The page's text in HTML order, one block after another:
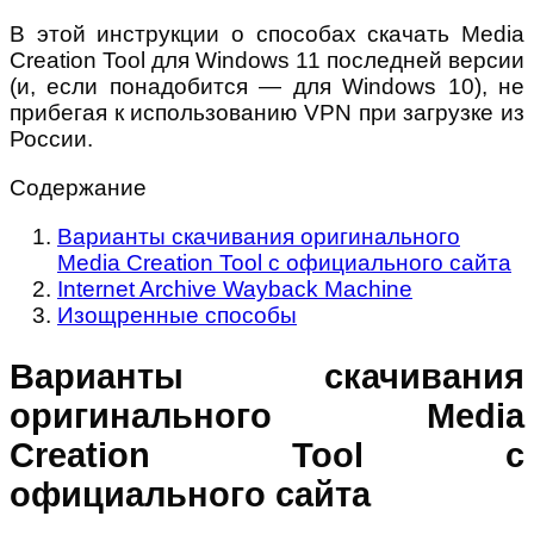
В этой инструкции о способах скачать Media
Creation Tool для Windows 11 последней версии
(и, если понадобится — для Windows 10), не
прибегая к использованию VPN при загрузке из
России.
Содержание
Варианты скачивания оригинального
Media Creation Tool с официального сайта
Internet Archive Wayback Machine
Изощренные способы
Варианты скачивания
оригинального Media
Creation Tool с
официального сайта